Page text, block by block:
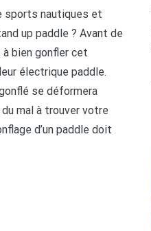
sports nautiques et
up paddle ? Avant de
à bien gonfler cet
électrique paddle.
se déformera
mal à trouver votre
d’un paddle doit